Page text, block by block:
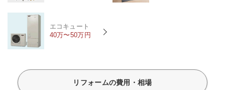
エコキュート
40万〜50万円
リフォームの費用・相場